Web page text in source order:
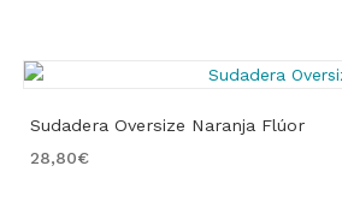
Sudadera Oversize Naranja Flúor
28,80€